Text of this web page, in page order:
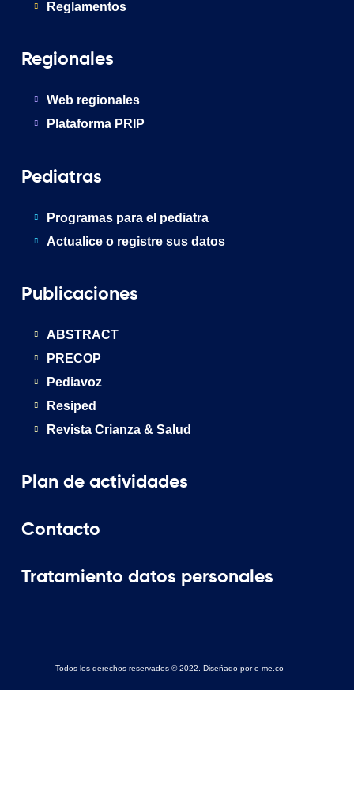
Reglamentos
Regionales
Web regionales
Plataforma PRIP
Pediatras
Programas para el pediatra
Actualice o registre sus datos
Publicaciones
ABSTRACT
PRECOP
Pediavoz
Resiped
Revista Crianza & Salud
Plan de actividades
Contacto
Tratamiento datos personales
Todos los derechos reservados © 2022. Diseñado por e-me.co